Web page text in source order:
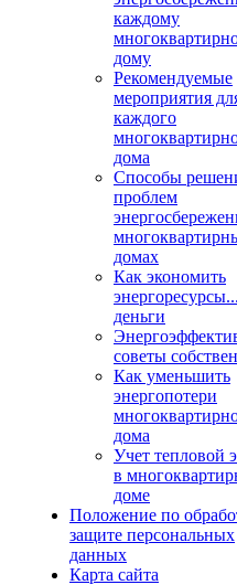
каждому
дому
Рекомендуемые
мероприятия
каждого
дома
Способы
проблем
домах
Как экономить
деньги
советы
Как уменьшить
энергопотери
дома
Учет тепловой
в
доме
Положение по
защите персональных
данных
Карта сайта